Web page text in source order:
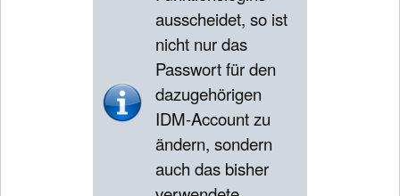
ausscheidet, so ist
nicht nur das
Passwort für den
dazugehörigen
IDM-Account zu
ändern, sondern
auch das bisher